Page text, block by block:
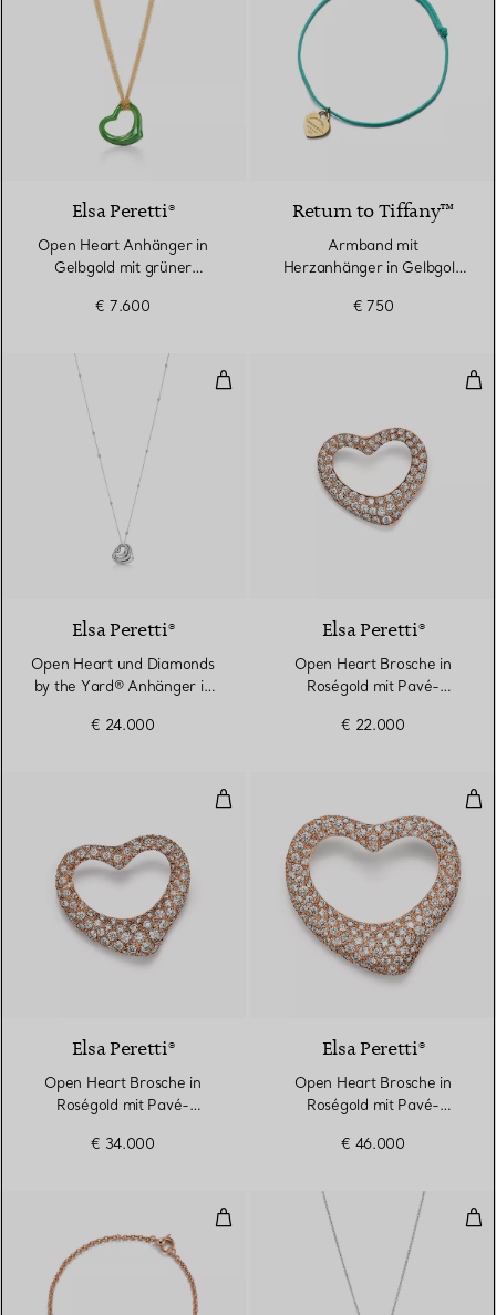
Elsa Peretti®
Open Heart Anhänger in
Gelbgold mit grüner
€ 7.600
Return to Tiffany™
Armband mit
Herzanhänger in Gelbgold
Blue®
€ 750
Open Heart und Diamonds by
Elsa Peretti®
Open Heart und Diamonds
by the Yard® Anhänger in
€ 24.000
Elsa Peretti®
Open Heart Brosche in
Roségold mit Pavé-
€ 22.000
Open Heart Brosche in
3 Materialien
Elsa Peretti®
Open Heart Brosche in
Roségold mit Pavé-
€ 34.000
Elsa Peretti®
Open Heart Brosche in
Roségold mit Pavé-
€ 46.000
Full Heart Armband in Roségold